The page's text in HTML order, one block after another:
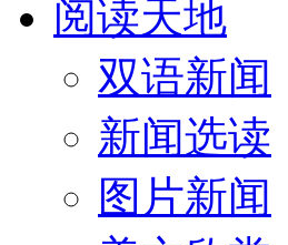
阅读天地
双语新闻
新闻选读
图片新闻